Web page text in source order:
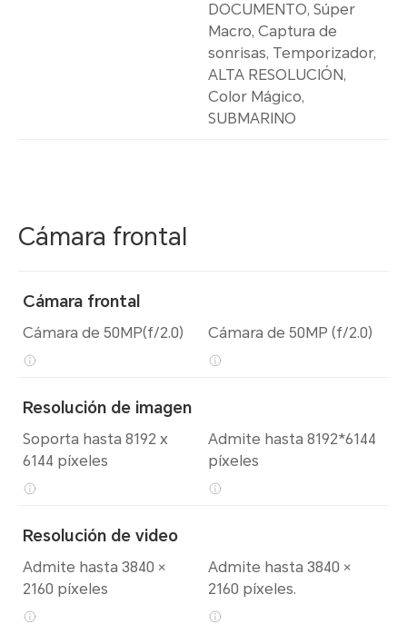
DOCUMENTO, Súper
Macro, Captura de
sonrisas, Temporizador,
ALTA RESOLUCIÓN,
Color Mágico,
SUBMARINO
Cámara frontal
Cámara frontal
Cámara de 50MP(f/2.0)
Resolución de imagen
Soporta hasta 8192 x
6144 píxeles
Resolución de video
Admite hasta 3840 ×
2160 píxeles
Cámara de 50MP (f/2.0)
Admite hasta 8192*6144
píxeles
Admite hasta 3840 ×
2160 píxeles.